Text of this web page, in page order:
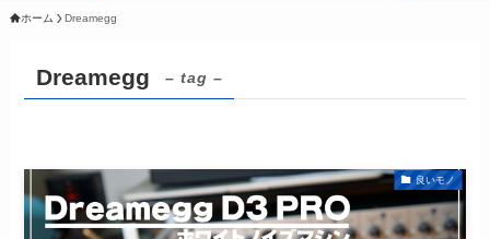
ホーム Dreamegg
Dreamegg – tag –
良いモノ